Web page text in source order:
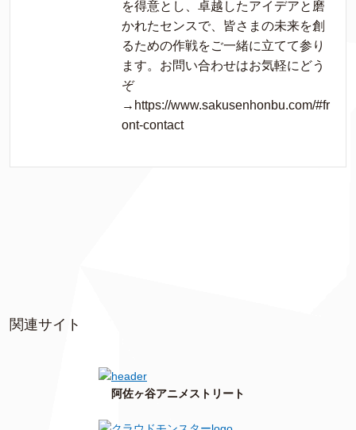
を得意とし、卓越したアイデアと磨
かれたセンスで、皆さまの未来を創
るための作戦をご一緒に立てて参り
ます。お問い合わせはお気軽にどう
ぞ
→https://www.sakusenhonbu.com/#fr
ont-contact
関連サイト
阿佐ヶ谷アニメストリート